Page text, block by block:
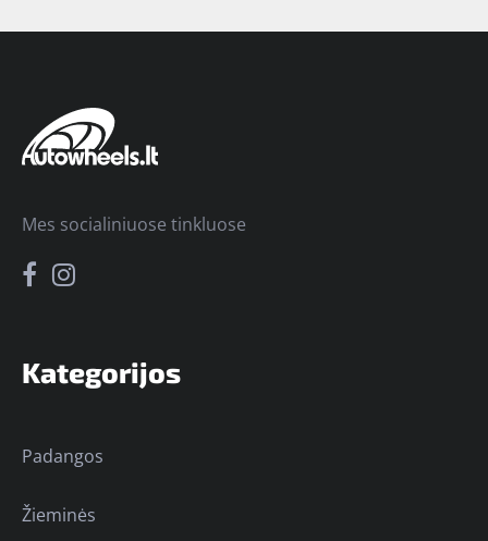
Kategorijos
Padangos
Žieminės
Mes socialiniuose tinkluose